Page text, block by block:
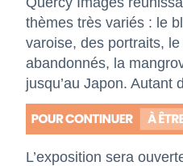
thèmes très variés : le
varoise, des portraits,
abandonnés, la
jusqu’au Japon. Autant
L’exposition sera